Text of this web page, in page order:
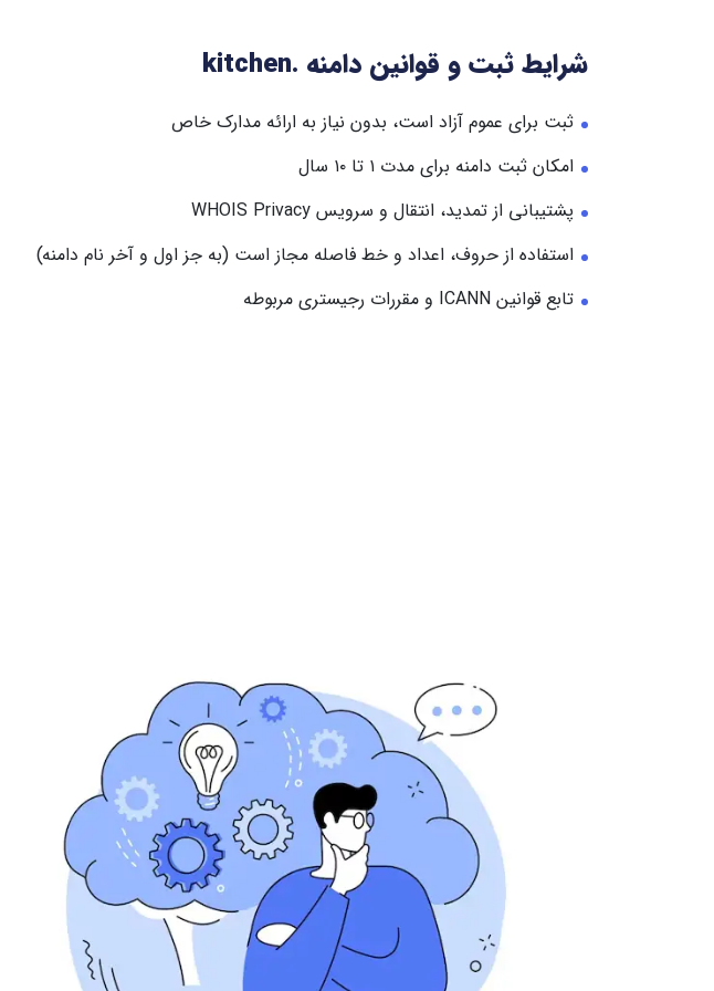
شرایط ثبت و قوانین دامنه .kitchen
ثبت برای عموم آزاد است، بدون نیاز به ارائه مدارک خاص
امکان ثبت دامنه برای مدت ۱ تا ۱۰ سال
پشتیبانی از تمدید، انتقال و سرویس WHOIS Privacy
استفاده از حروف، اعداد و خط فاصله مجاز است (به جز اول و آخر نام دامنه)
تابع قوانین ICANN و مقررات رجیستری مربوطه